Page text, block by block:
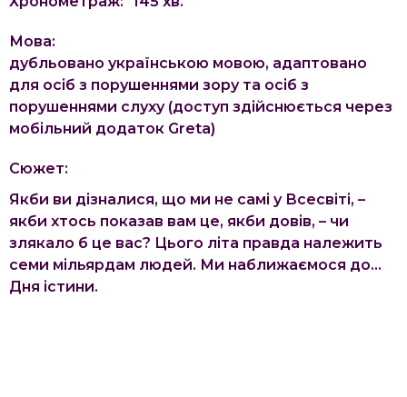
Мова:
дубльовано українською мовою, адаптовано
для осіб з порушеннями зору та осіб з
порушеннями слуху (доступ здійснюється через
мобільний додаток Greta)
Сюжет:
Якби ви дізналися, що ми не самі у Всесвіті, –
якби хтось показав вам це, якби довів, – чи
злякало б це вас? Цього літа правда належить
семи мільярдам людей. Ми наближаємося до…
Дня істини.